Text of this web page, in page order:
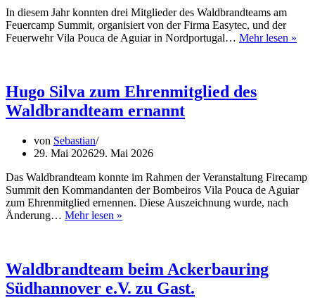
In diesem Jahr konnten drei Mitglieder des Waldbrandteams am
Feuercamp Summit, organisiert von der Firma Easytec, und der
Feuerwehr Vila Pouca de Aguiar in Nordportugal… Mehr lesen »
Hugo Silva zum Ehrenmitglied des
Waldbrandteam ernannt
von Sebastian
29. Mai 202629. Mai 2026
Das Waldbrandteam konnte im Rahmen der Veranstaltung Firecamp
Summit den Kommandanten der Bombeiros Vila Pouca de Aguiar
zum Ehrenmitglied ernennen. Diese Auszeichnung wurde, nach
Änderung… Mehr lesen »
des
Waldbrandteam
ernannt
Waldbrandteam beim Ackerbauring
Südhannover e.V. zu Gast.